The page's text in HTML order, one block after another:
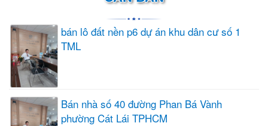
bán lô đất nền p6 dự án khu dân cư số 1
TML
Bán nhà số 40 đường Phan Bá Vành
phường Cát Lái TPHCM